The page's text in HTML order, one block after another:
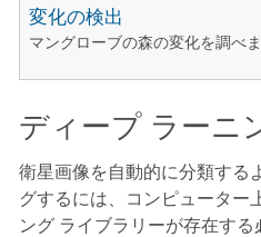
変化の検出
マングローブの森の変化を調べま
ディープ ラーニ
衛星画像を自動的に分類する
グするには、コンピューター
ング ライブラリーが存在す